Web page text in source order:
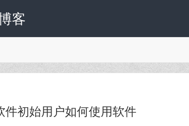
客
件初始用户如何使用软件